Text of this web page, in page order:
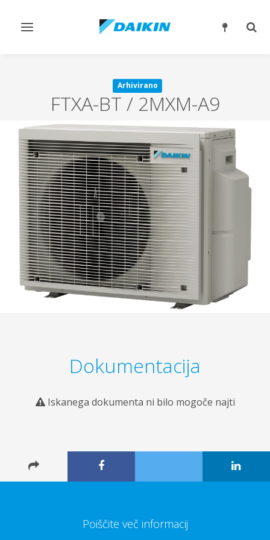
Preklop
Arhivirano
FTXA-BT / 2MXM-A9
Dokumentacija
Iskanega dokumenta ni bilo mogoče najti
Poiščite več informacij